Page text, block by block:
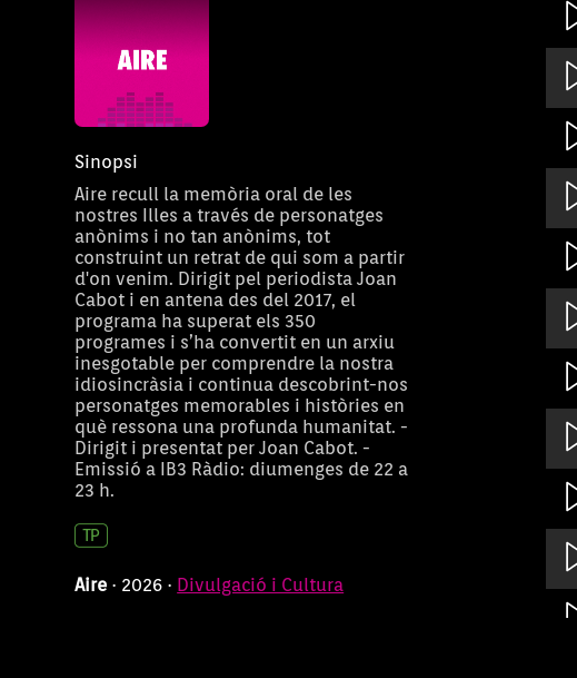
Sinopsi
Aire recull la memòria oral de les
nostres Illes a través de personatges
anònims i no tan anònims, tot
construint un retrat de qui som a partir
d'on venim. Dirigit pel periodista Joan
Cabot i en antena des del 2017, el
programa ha superat els 350
programes i s’ha convertit en un arxiu
inesgotable per comprendre la nostra
idiosincràsia i continua descobrint-nos
personatges memorables i històries en
què ressona una profunda humanitat. -
Dirigit i presentat per Joan Cabot. -
Emissió a IB3 Ràdio: diumenges de 22 a
23 h.
Aire · 2026 · Divulgació i Cultura